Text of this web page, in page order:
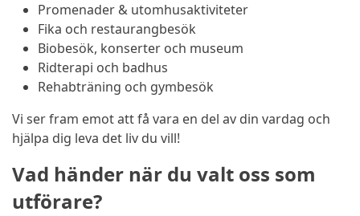
Promenader & utomhusaktiviteter
Fika och restaurangbesök
Biobesök, konserter och museum
Ridterapi och badhus
Rehabträning och gymbesök
Vi ser fram emot att få vara en del av din vardag och
hjälpa dig leva det liv du vill!
Vad händer när du valt oss som
utförare?